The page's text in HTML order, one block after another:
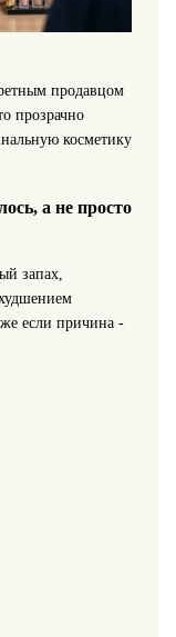
продавцом
прозрачно
косметику
а не просто
запах,
если причина -